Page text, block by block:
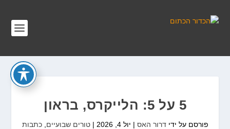
5 על 5: הלייקרס, בראון
פורסם על ידידרור האס | יול 4, 2026 |טורים שבועיים ,כתבות